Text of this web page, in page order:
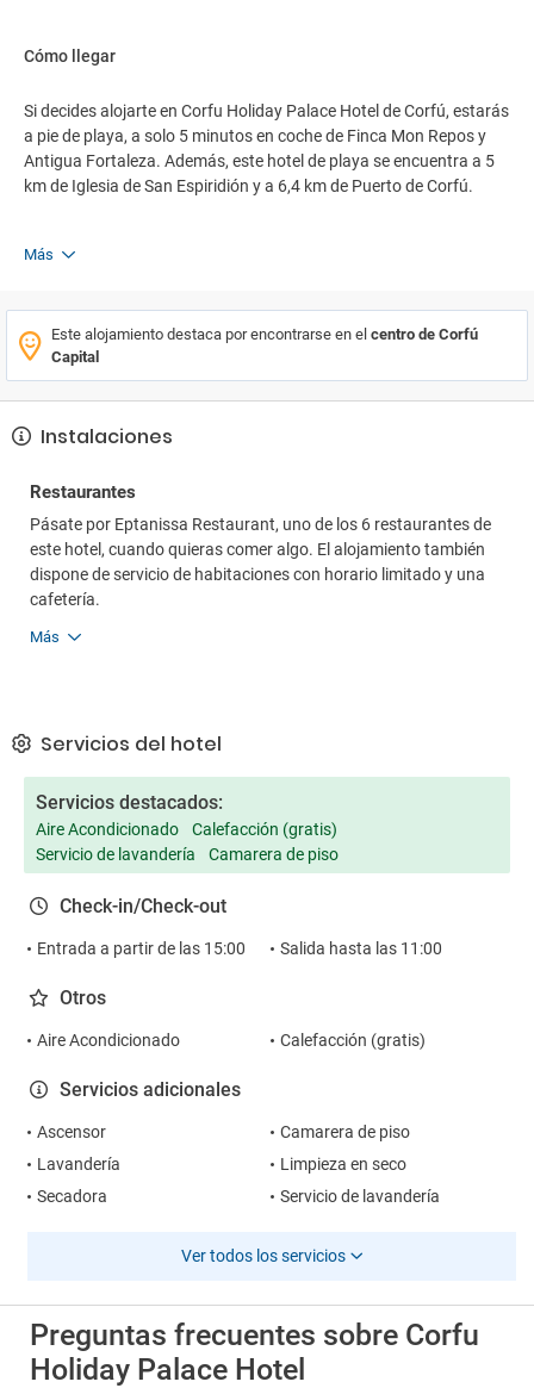
Cómo llegar
Si decides alojarte en Corfu Holiday Palace Hotel de Corfú, estarás
a pie de playa, a solo 5 minutos en coche de Finca Mon Repos y
Antigua Fortaleza. Además, este hotel de playa se encuentra a 5
km de Iglesia de San Espiridión y a 6,4 km de Puerto de Corfú.
Más
Este alojamiento destaca por encontrarse en el centro de Corfú
Capital
Instalaciones
Restaurantes
Pásate por Eptanissa Restaurant, uno de los 6 restaurantes de
este hotel, cuando quieras comer algo. El alojamiento también
dispone de servicio de habitaciones con horario limitado y una
cafetería.
Más
Servicios del hotel
Servicios destacados:
Aire Acondicionado
Calefacción (gratis)
Servicio de lavandería
Camarera de piso
Check-in/Check-out
Entrada a partir de las 15:00 Salida hasta las 11:00
Otros
Aire Acondicionado Calefacción (gratis)
Servicios adicionales
Ascensor
Camarera de piso
Lavandería
Limpieza en seco
Secadora
Servicio de lavandería
Ver todos los servicios
Preguntas frecuentes sobre Corfu
Holiday Palace Hotel